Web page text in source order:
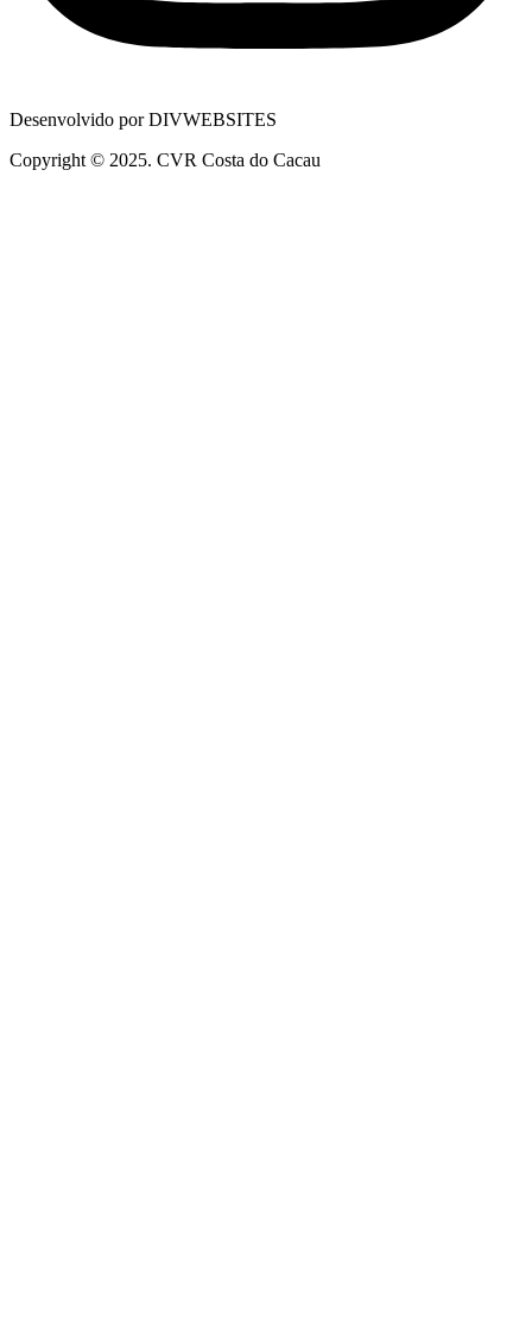
Desenvolvido por DIVWEBSITES
Copyright © 2025. CVR Costa do Cacau